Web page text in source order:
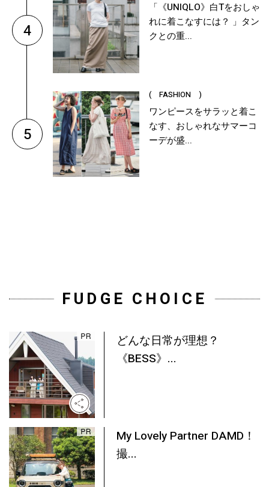
4
「《UNIQLO》白Tをおしゃ
れに着こなすには？ 」タン
クとの重...
5
( FASHION )
ワンピースをサラッと着こ
なす、おしゃれなサマーコ
ーデが盛...
FUDGE CHOICE
どんな日常が理想？
《BESS》...
My Lovely Partner DAMD！
撮...